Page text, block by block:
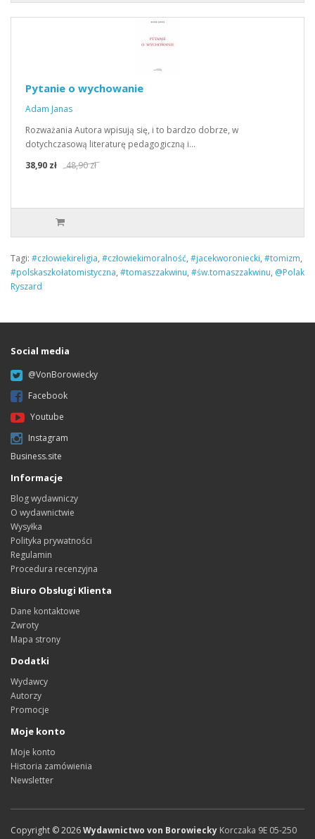
Pytanie o wychowanie
Adam Janas
Rozważania Autora wpisują się, i to bardzo dobrze, w
dotychczasową literaturę pedagogiczną i…
38,90 zł
48,90 zł
Tagi: #człowiekireligia, #człowiekimoralność, #jacekworoniecki, #tomizm,
#polskaszkołatomistyczna, #tomaszzakwinu, #św.tomaszzakwinu, @Polak
Ryszard
Social media
@VonBorowiecky
Facebook
Youtube
Instagram
Business.site
Informacje
Blog wydawniczy
O wydawnictwie
Wysyłka
Polityka prywatności
Regulamin
Procedura recenzyjna
Biuro Obsługi Klienta
Dane kontaktowe
Zwroty
Mapa strony
Dodatki
Wydawcy
Autorzy
Promocje
Moje konto
Moje konto
Historia zamówienia
Newsletter
Copyright ©2026Wydawnictwo von Borowiecky Korczaka 9E 05-250